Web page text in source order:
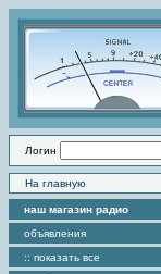
Логин
На главную
наш магазин радио
объявления
:: показать все